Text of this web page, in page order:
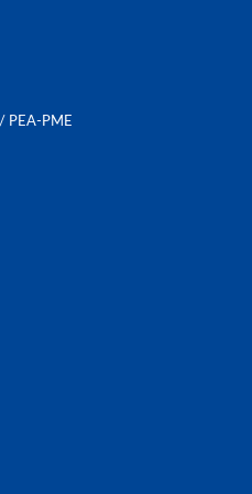
PEA-PME